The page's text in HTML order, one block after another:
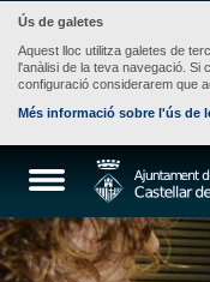
Ús de galetes
Aquest lloc utilitza galetes de
l'anàlisi de la teva navegació. Si
configuració considerarem que
Més informació sobre l'ús de